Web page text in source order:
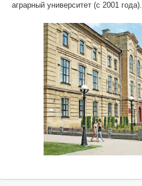
аграрный университет (с 2001 года).